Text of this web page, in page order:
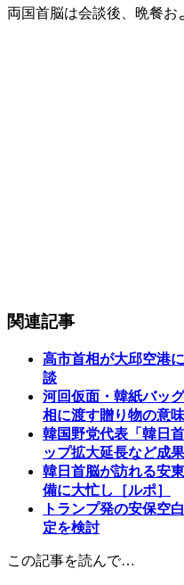
両国首脳は会談後、晩餐お
関連記事
高市首相が大邱空港
談
河回仮面・韓紙バッ
相に渡す贈り物の意味
韓国野党代表「韓日
ップ拡大延長など成
韓日首脳が訪れる安
備に大忙し［ルポ］
トランプ発の安保空
定を検討
この記事を読んで…